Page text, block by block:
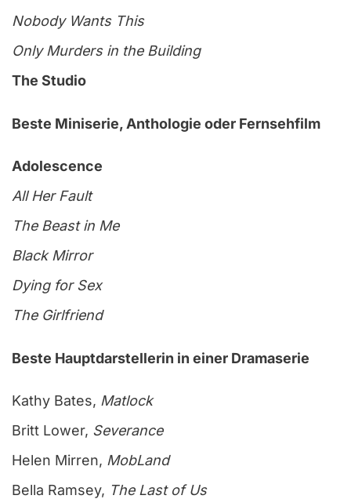
Nobody Wants This
Only Murders in the Building
The Studio
Beste Miniserie, Anthologie oder Fernsehfilm
Adolescence
All Her Fault
The Beast in Me
Black Mirror
Dying for Sex
The Girlfriend
Beste Hauptdarstellerin in einer Dramaserie
Kathy Bates, Matlock
Britt Lower, Severance
Helen Mirren, MobLand
Bella Ramsey, The Last of Us